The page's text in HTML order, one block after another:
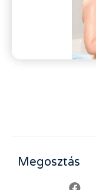
Megosztás